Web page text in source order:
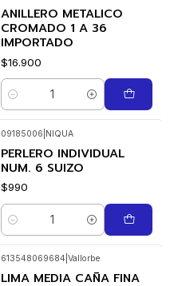
ANILLERO METALICO
CROMADO 1 A 36
IMPORTADO
$16.900
Cantidad
09185006 NIQUA
PERLERO INDIVIDUAL
NUM. 6 SUIZO
$990
Cantidad
-32%
OFF
613548069684 Vallorbe
LIMA MEDIA CAÑA FINA